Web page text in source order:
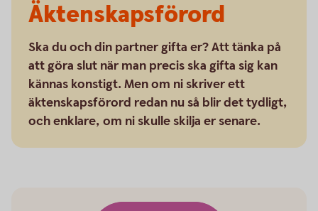
Äktenskapsförord
Ska du och din partner gifta er? Att tänka på
att göra slut när man precis ska gifta sig kan
kännas konstigt. Men om ni skriver ett
äktenskapsförord redan nu så blir det tydligt,
och enklare, om ni skulle skilja er senare.